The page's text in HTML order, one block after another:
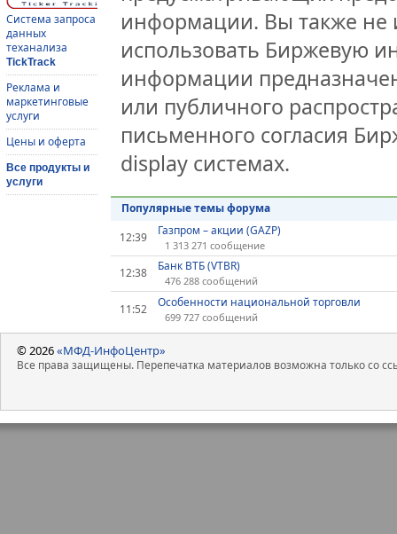
Система запроса
данных
теханализа
TickTrack
Реклама и
маркетинговые
услуги
Цены и оферта
Все продукты и
услуги
информации. Вы также не
использовать Биржевую
информации
или публичного
письменного согласия
display системах.
Популярные темы форума
12:39
Газпром – акции (GAZP)
1 313 271 сообщение
12:38 Банк ВТБ (VTBR)
476 288 сообщений
11:52 Особенности национальной торговли
699 727 сообщений
© 2026«МФД-ИнфоЦентр»
Все права защищены. Перепечатка материалов возможна только со